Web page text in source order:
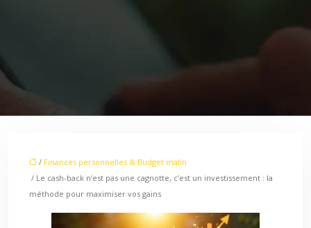
/ Finances personnelles & Budget malin
/ Le cash-back n’est pas une cagnotte, c’est un investissement : la
méthode pour maximiser vos gains